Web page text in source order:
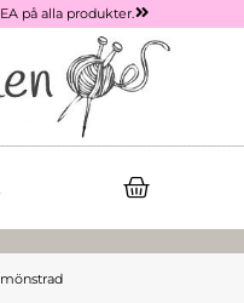
på alla produkter.